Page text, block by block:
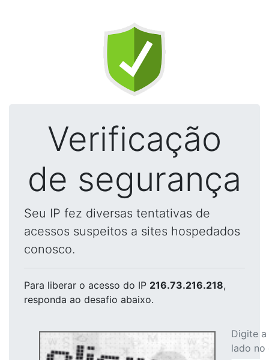
Verificação
de segurança
Seu IP fez diversas tentativas de
acessos suspeitos a sites hospedados
conosco.
Para liberar o acesso do IP 216.73.216.218,
responda ao desafio abaixo.
Digite
lado no